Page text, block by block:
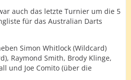
auch das letzte Turnier um die 5
für das Australian Darts
Simon Whitlock (Wildcard)
Raymond Smith, Brody Klinge,
und Joe Comito (über die